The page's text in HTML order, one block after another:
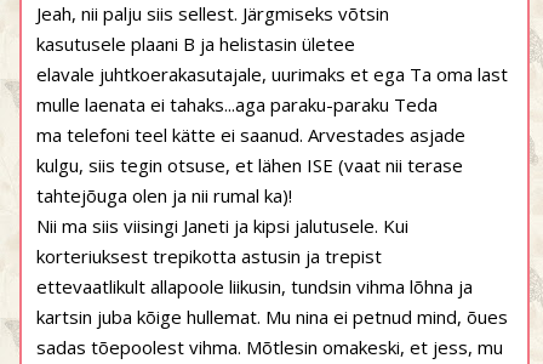
Jeah, nii palju siis sellest. Järgmiseks võtsin
kasutusele plaani B ja helistasin ületee
elavale juhtkoerakasutajale, uurimaks et ega Ta oma last
mulle laenata ei tahaks...aga paraku-paraku Teda
ma telefoni teel kätte ei saanud. Arvestades asjade
kulgu, siis tegin otsuse, et lähen ISE (vaat nii terase
tahtejõuga olen ja nii rumal ka)!
Nii ma siis viisingi Janeti ja kipsi jalutusele. Kui
korteriuksest trepikotta astusin ja trepist
ettevaatlikult allapoole liikusin, tundsin vihma lõhna ja
kartsin juba kõige hullemat. Mu nina ei petnud mind, õues
sadas tõepoolest vihma. Mõtlesin omakeski, et jess, mu